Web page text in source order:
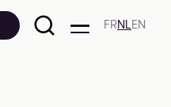
FRNL EN